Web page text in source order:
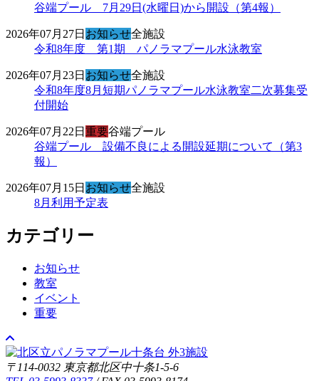
谷端プール 7月29日(水曜日)から開設（第4報）
2026年07月27日 お知らせ全施設
令和8年度 第1期 パノラマプール水泳教室
2026年07月23日 お知らせ全施設
令和8年度8月短期パノラマプール水泳教室二次募集受
付開始
2026年07月22日 重要谷端プール
谷端プール 設備不良による開設延期について（第3
報）
2026年07月15日 お知らせ全施設
8月利用予定表
カテゴリー
お知らせ
教室
イベント
重要
〒114-0032 東京都北区中十条1-5-6